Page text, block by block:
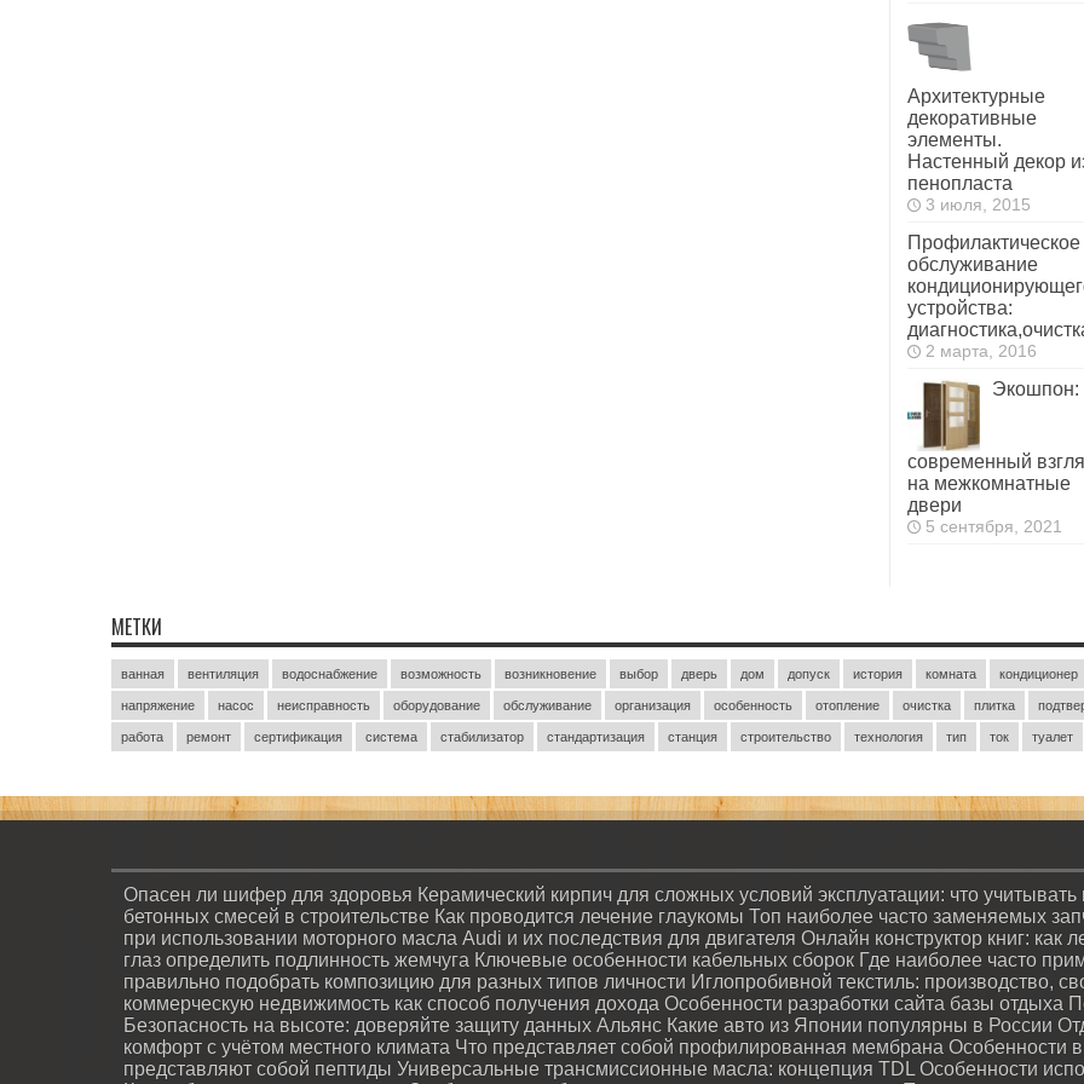
Архитектурные
декоративные
элементы.
Настенный декор
пенопласта
3 июля, 2015
Профилактическое
обслуживание
устройства:
2 марта, 2016
Экошпон:
современный
на межкомнатные
двери
5 сентября, 2021
МЕТКИ
ванная вентиляция водоснабжение возможность возникновение выбор дверь дом допуск история комната кондиционер
напряжение насос неисправность оборудование обслуживание организация особенность отопление очистка плитка
работа ремонт сертификация система стабилизатор стандартизация станция строительство технология тип ток туалет
Опасен ли шифер для здоровья Керамический кирпич для сложных условий эксплуатации: что
бетонных смесей в строительстве Как проводится лечение глаукомы Топ наиболее часто заменяемых
при использовании моторного масла Audi и их последствия для двигателя Онлайн конструктор книг: как
глаз определить подлинность жемчуга Ключевые особенности кабельных сборок Где наиболее часто
правильно подобрать композицию для разных типов личности Иглопробивной текстиль: производство,
коммерческую недвижимость как способ получения дохода Особенности разработки сайта базы отдыха
Безопасность на высоте: доверяйте защиту данных Альянс Какие авто из Японии популярны в России
комфорт с учётом местного климата Что представляет собой профилированная мембрана Особенности
представляют собой пептиды Универсальные трансмиссионные масла: концепция TDL Особенности